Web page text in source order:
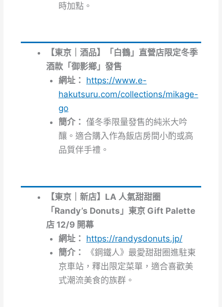
時加點。
【東京｜酒品】「白鶴」直營店限定冬季
酒款「御影鄉」發售
網址： https://www.e-
hakutsuru.com/collections/mikage-
go
簡介： 僅冬季限量發售的純米大吟
釀。適合購入作為飯店房間小酌或高
品質伴手禮。
【東京｜新店】LA 人氣甜甜圈
「Randy’s Donuts」東京 Gift Palette
店 12/9 開幕
網址： https://randysdonuts.jp/
簡介：
《鋼鐵人》最愛甜甜圈進駐東
京車站，釋出限定菜單，適合喜歡美
式潮流美食的族群。